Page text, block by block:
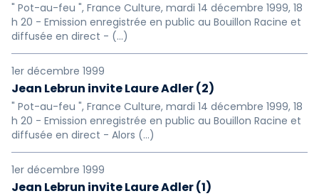
" Pot-au-feu ", France Culture, mardi 14 décembre 1999, 18
h 20 - Emission enregistrée en public au Bouillon Racine et
diffusée en direct - (…)
1er décembre 1999
Jean Lebrun invite Laure Adler (2)
" Pot-au-feu ", France Culture, mardi 14 décembre 1999, 18
h 20 - Emission enregistrée en public au Bouillon Racine et
diffusée en direct - Alors (…)
1er décembre 1999
Jean Lebrun invite Laure Adler (1)